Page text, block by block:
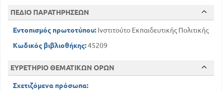
ΠΕΔΙΟ ΠΑΡΑΤΗΡΗΣΕΩΝ
Εντοπισμός πρωτοτύπου: Ινστιτούτο Εκπαιδευτικής Πολιτικής
Κωδικός βιβλιοθήκης:45209
ΕΥΡΕΤΗΡΙΟ ΘΕΜΑΤΙΚΩΝ ΟΡΩΝ
Σχετιζόμενα πρόσωπα: